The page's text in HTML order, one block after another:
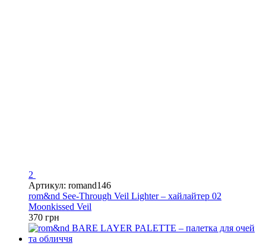
2
Артикул: romand146
rom&nd See-Through Veil Lighter – хайлайтер 02
Moonkissed Veil
370 грн